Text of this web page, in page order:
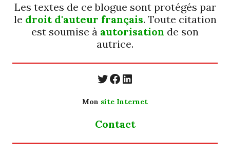
Les textes de ce blogue sont protégés par
le droit d'auteur français. Toute citation
est soumise à autorisation de son
autrice.
https://twitter.com/
https://
https://www.linkedin.com/in/cecyle-jung-cyjung/
Mon site Internet
Contact